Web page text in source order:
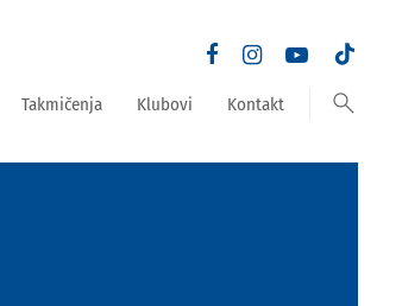
Takmičenja Klubovi Kontakt search